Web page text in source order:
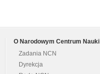
O Narodowym Centrum Nauki
Zadania NCN
Dyrekcja